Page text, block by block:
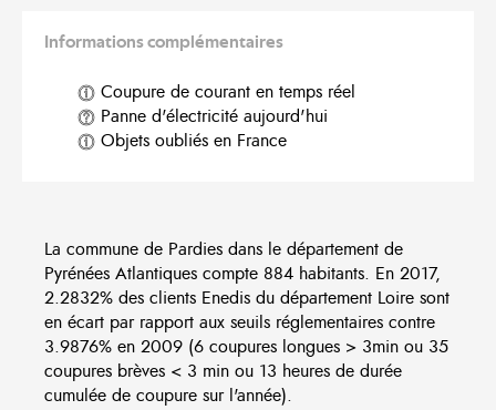
Informations complémentaires
Coupure de courant en temps réel
Panne d'électricité aujourd'hui
Objets oubliés en France
La commune de Pardies dans le département de
Pyrénées Atlantiques compte 884 habitants. En 2017,
2.2832% des clients Enedis du département Loire sont
en écart par rapport aux seuils réglementaires contre
3.9876% en 2009 (6 coupures longues > 3min ou 35
coupures brèves < 3 min ou 13 heures de durée
cumulée de coupure sur l'année).